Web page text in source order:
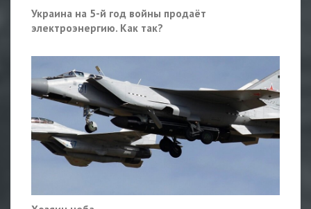
Украина на 5-й год войны продаёт
электроэнергию. Как так?